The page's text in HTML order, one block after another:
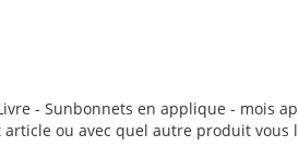
- Sunbonnets en applique - mois
ou avec quel autre produit vous